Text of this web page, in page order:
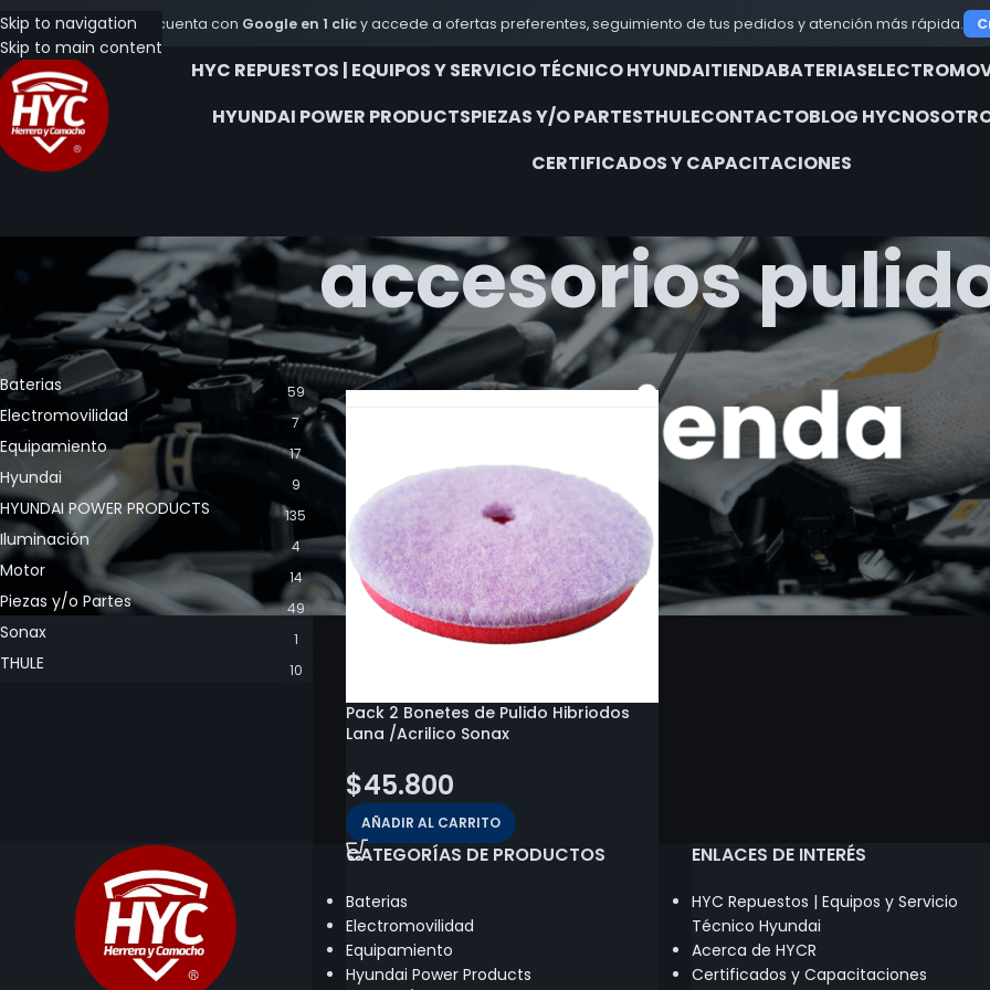
Crea tu cuenta con Google en 1 clicy accede a ofertas preferentes, seguimiento de tus pedidos y atención más rápida.
Skip to navigation
Skip to main content
HYC REPUESTOS | EQUIPOS Y SERVICIO TÉCNICO HYUNDAITIENDABATERIAS
HYUNDAI POWER PRODUCTSPIEZAS Y/O PARTESTHULECONTACTOBLOG HYC
CERTIFICADOS Y CAPACITACIONES
accesorios
CATEGORÍA DE LOS PRODUCTOS
Baterias 59
Electromovilidad 7
Equipamiento 17
Hyundai 9
HYUNDAI POWER PRODUCTS 135
Iluminación 4
Motor 14
Piezas y/o Partes 49
Sonax 1
THULE 10
Inicio Productos etiquetados “accesorios pulidora” Show 9
Pack 2 Bonetes de Pulido Hibriodos
Lana /Acrilico Sonax
$45.800
AÑADIR AL CARRITO
CATEGORÍAS DE PRODUCTOS
Baterias
Electromovilidad
Equipamiento
Hyundai Power Products
ENLACES DE INTERÉS
HYC Repuestos | Equipos y Servicio
Técnico Hyundai
Acerca de HYCR
Certificados y Capacitaciones